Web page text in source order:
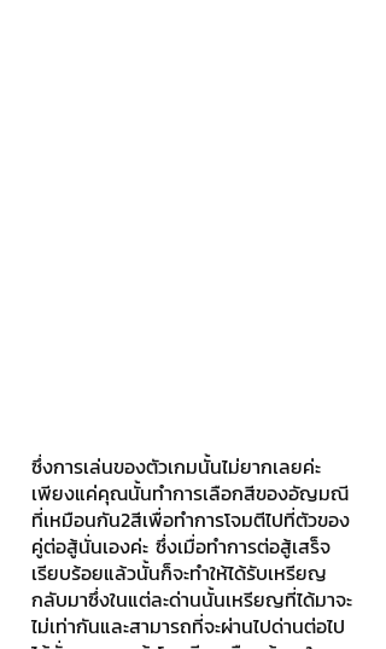
ซึ่งการเล่นของตัวเกมนั้นไม่ยากเลยค่ะ
เพียงแค่คุณนั้นทำการเลือกสีของอัญมณี
ที่เหมือนกัน2สีเพื่อทำการโจมตีไปที่ตัวของ
คู่ต่อสู้นั่นเองค่ะ ซึ่งเมื่อทำการต่อสู้เสร็จ
เรียบร้อยแล้วนั้นก็จะทำให้ได้รับเหรียญ
กลับมาซึ่งในแต่ละด่านนั้นเหรียญที่ได้มาจะ
ไม่เท่ากันและสามารถที่จะผ่านไปด่านต่อไป